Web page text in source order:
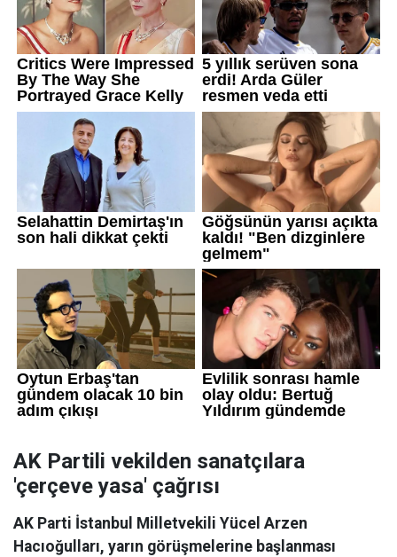
AK Partili vekilden sanatçılara
'çerçeve yasa' çağrısı
AK Parti İstanbul Milletvekili Yücel Arzen
Hacıoğulları, yarın görüşmelerine başlanması